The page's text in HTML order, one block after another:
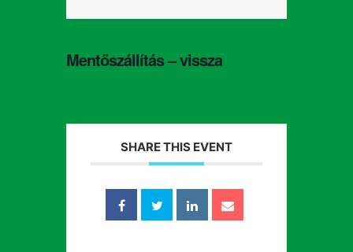
Mentőszállítás – vissza
SHARE THIS EVENT